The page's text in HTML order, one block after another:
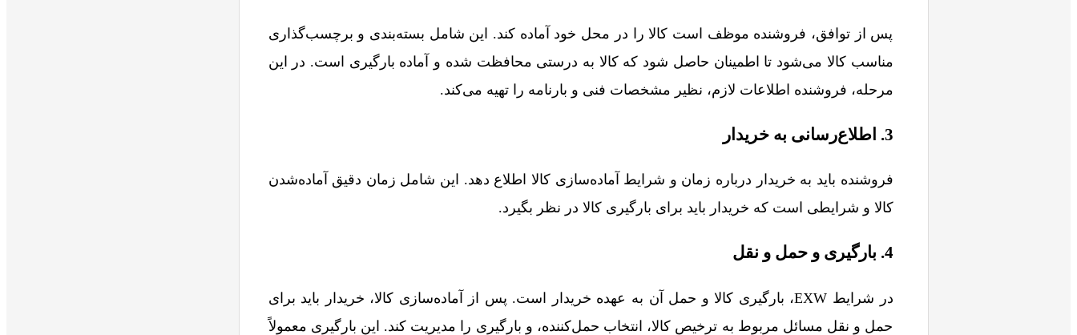
پس از توافق، فروشنده موظف است کالا را در محل خود آماده کند. این شامل بسته‌بندی و برچسب‌گذاری
مناسب کالا می‌شود تا اطمینان حاصل شود که کالا به درستی محافظت شده و آماده بارگیری است. در این
مرحله، فروشنده اطلاعات لازم، نظیر مشخصات فنی و بارنامه را تهیه می‌کند.
3. اطلاع‌رسانی به خریدار
فروشنده باید به خریدار درباره زمان و شرایط آماده‌سازی کالا اطلاع دهد. این شامل زمان دقیق آماده‌شدن
کالا و شرایطی است که خریدار باید برای بارگیری کالا در نظر بگیرد.
4. بارگیری و حمل و نقل
در شرایط EXW، بارگیری کالا و حمل آن به عهده خریدار است. پس از آماده‌سازی کالا، خریدار باید برای
حمل و نقل مسائل مربوط به ترخیص کالا، انتخاب حمل‌کننده، و بارگیری را مدیریت کند. این بارگیری معمولاً